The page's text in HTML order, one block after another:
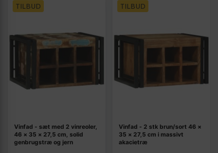
TILBUD
Vinfad - sæt med 2 vinreoler,
46 × 35 × 27,5 cm, solid
genbrugstræ og jern
TILBUD
Vinfad - 2 stk brun/sort 46 ×
35 × 27,5 cm i massivt
akacietræ